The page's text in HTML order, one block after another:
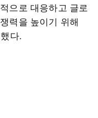
으로 대응하고 글로
력을 높이기 위해
다.